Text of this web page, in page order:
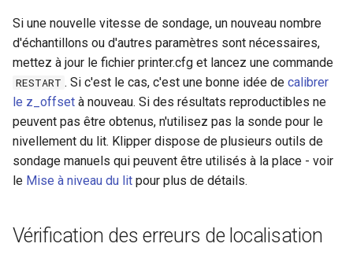
Si une nouvelle vitesse de sondage, un nouveau nombre
d'échantillons ou d'autres paramètres sont nécessaires,
mettez à jour le fichier printer.cfg et lancez une commande
RESTART . Si c'est le cas, c'est une bonne idée de calibrer
le z_offset à nouveau. Si des résultats reproductibles ne
peuvent pas être obtenus, n'utilisez pas la sonde pour le
nivellement du lit. Klipper dispose de plusieurs outils de
sondage manuels qui peuvent être utilisés à la place - voir
le Mise à niveau du lit pour plus de détails.
Vérification des erreurs de localisation